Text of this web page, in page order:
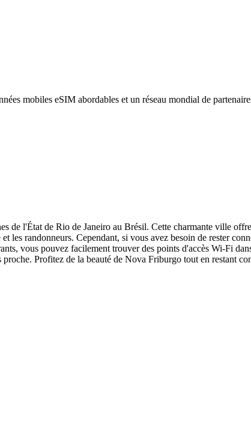
mobiles eSIM abordables et un réseau mondial de
de l'État de Rio de Janeiro au Brésil. Cette charmante ville
les randonneurs. Cependant, si vous avez besoin de rester
vous pouvez facilement trouver des points d'accès Wi-Fi
Profitez de la beauté de Nova Friburgo tout en restant